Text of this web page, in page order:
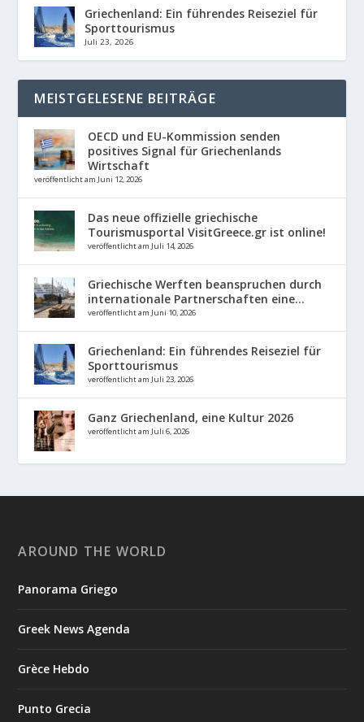
Griechenland: Ein führendes Reiseziel für
Sporttourismus
Juli 23, 2026
MEISTGELESENE BEITRÄGE
OECD und EU-Kommission senden
positives Signal für Griechenlands
Wirtschaft
veröffentlicht am Juni 12, 2026
Das neue offizielle griechische
Tourismusportal VisitGreece.gr ist online!
veröffentlicht am Juli 14, 2026
Griechische Werften beanspruchen durch
internationale Partnerschaften eine...
veröffentlicht am Juni 10, 2026
Griechenland: Ein führendes Reiseziel für
Sporttourismus
veröffentlicht am Juli 23, 2026
Ganz Griechenland, eine Kultur 2026
veröffentlicht am Juli 6, 2026
AROUND THE WORLD
Panorama Griego
Greek News Agenda
Grèce Hebdo
Punto Grecia